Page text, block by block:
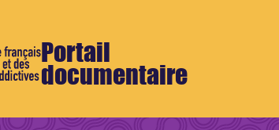
Portail
documentaire